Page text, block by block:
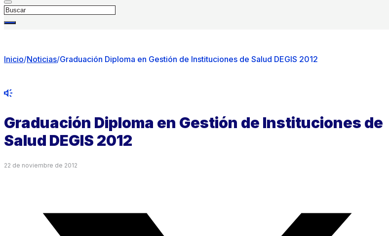
Buscar
Inicio/Noticias/Graduación Diploma en Gestión de Instituciones de Salud DEGIS 2012
Graduación Diploma en Gestión de Instituciones de
Salud DEGIS 2012
22 de noviembre de 2012